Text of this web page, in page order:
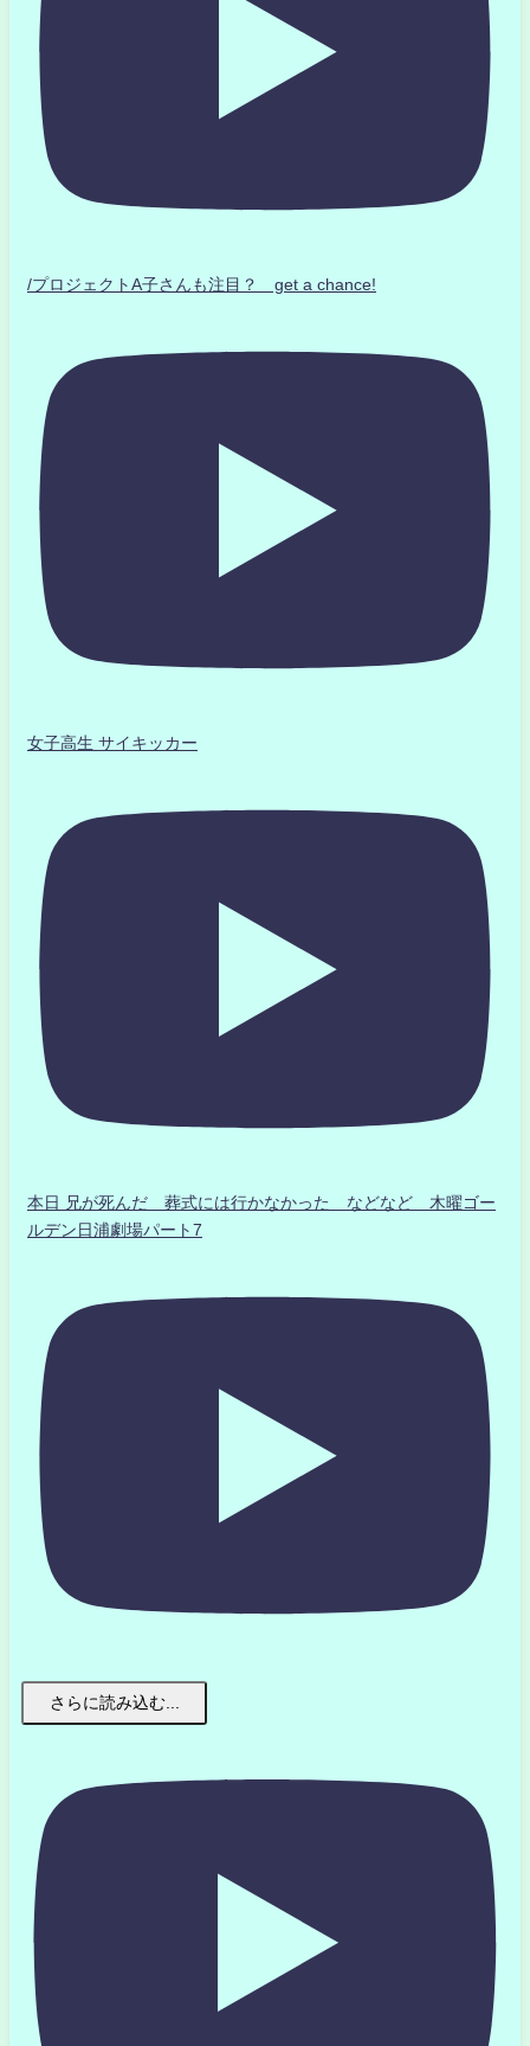
/プロジェクトA子さんも注目？ get a chance!
女子高生 サイキッカー
本日 兄が死んだ 葬式には行かなかった などなど 木曜ゴー
ルデン日浦劇場パート7
さらに読み込む...